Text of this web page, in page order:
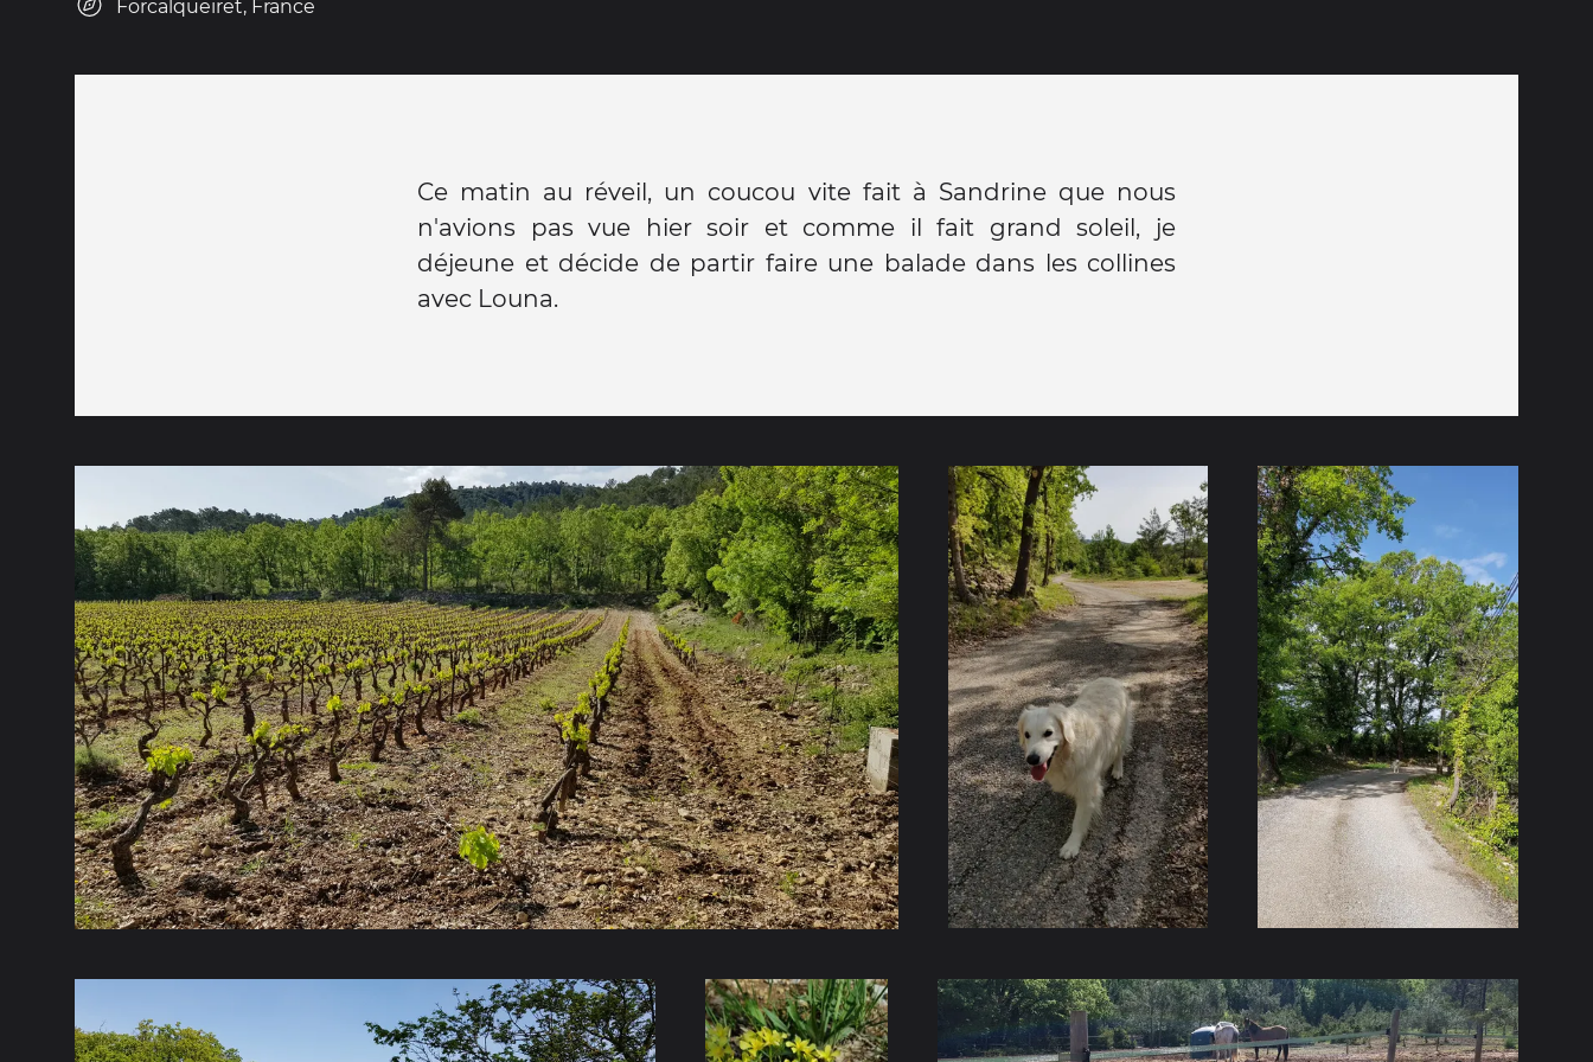
Forcalqueiret, France
Ce matin au réveil, un coucou vite fait à Sandrine que nous
n'avions pas vue hier soir et comme il fait grand soleil, je
déjeune et décide de partir faire une balade dans les collines
avec Louna.